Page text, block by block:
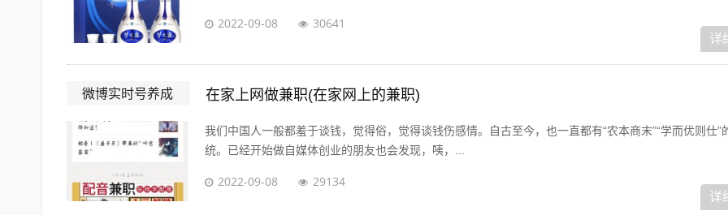
2022-09-08 30641
详
微博实时号养成 在家上网做兼职(在家网上的兼职)
我们中国人一般都羞于谈钱，觉得俗，觉得谈钱伤感情。自古至今，也一直都有“农本商末”“学而优则仕”
统。已经开始做自媒体创业的朋友也会发现，咦，...
2022-09-08 29134
详